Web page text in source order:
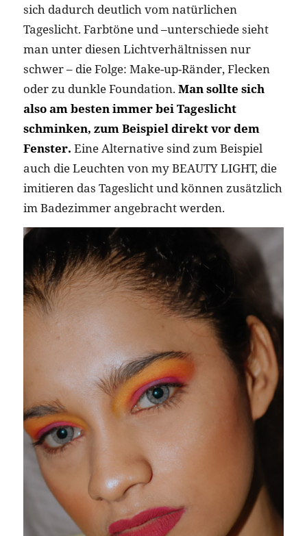
sich dadurch deutlich vom natürlichen
Tageslicht. Farbtöne und –unterschiede sieht
man unter diesen Lichtverhältnissen nur
schwer – die Folge: Make-up-Ränder, Flecken
oder zu dunkle Foundation. Man sollte sich
also am besten immer bei Tageslicht
schminken, zum Beispiel direkt vor dem
Fenster. Eine Alternative sind zum Beispiel
auch die Leuchten von my BEAUTY LIGHT, die
imitieren das Tageslicht und können zusätzlich
im Badezimmer angebracht werden.